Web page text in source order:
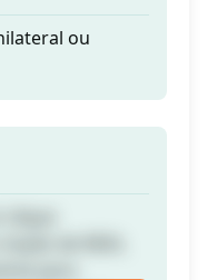
ou